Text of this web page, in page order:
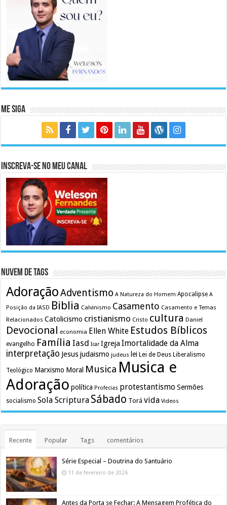
Me Siga
Inscreva-se no meu canal
Nuvem de Tags
AdoraçãoAdventismo A Natureza do Homem Apocalipse A
Posição da IASD
Biblia Calvinismo Casamento Casamento e Temas
Relacionados Catolicismo cristianismo Cristo cultura Daniel
Devocional economia Ellen White Estudos Bíblicos
evangelho Família Iasd Icar Igreja Imortalidade da Alma
interpretação Jesusjudaismo judeus lei Lei de Deus Liberalismo
Teológico Marxismo Moral Musica Musica e
Adoração política Profecias protestantismo Sermões
socialismo Sola Scriptura Sábado Torá vida Videos
Recente Popular Tags comentários
Série Especial – Doutrina do Santuário
11 de fevereiro de 2026
Antes da Porta se Fechar: A Mensagem Profética do